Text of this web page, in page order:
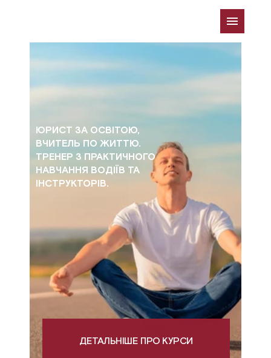
ДЕТАЛЬНІШЕ ПРО КУРСИ
ЮРИСТ ЗА ОСВІТОЮ,
ВЧИТЕЛЬ ПО ЖИТТЮ.
ТРЕНЕР З ПРАКТИЧНОГО
НАВЧАННЯ ВОДІЇВ ТА
ІНСТРУКТОРІВ.
Олександр
Зєрщиков